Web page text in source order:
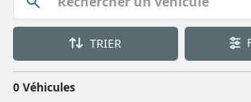
TRIER
0 Véhicules